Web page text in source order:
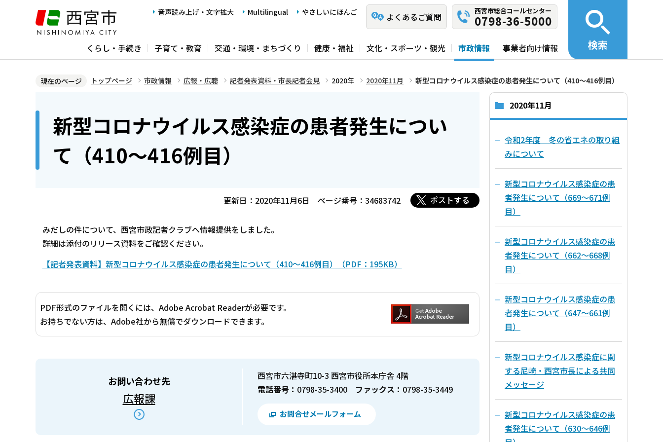
ジ
音声読み上げ・文字拡大 Multilingual やさしいにほんご よくあるご質問
西宮市総合コールセンター
0798-36-5000
くらし・手続き 子育て・教育 交通・環境・まちづくり 健康・福祉 文化・スポーツ・観光 市政情報 事業者向け情報 検索
現在のページ トップページ 市政情報 広報・広聴 記者発表資料・市長記者会見 2020年 2020年11月 新型コロナウイルス感染症の患者発生について（410～416例目）
新型コロナウイルス感染症の患者発生につい
て（410～416例目）
更新日：2020年11月6日 ページ番号：34683742 ポストする
みだしの件について、西宮市政記者クラブへ情報提供をしました。
詳細は添付のリリース資料をご確認ください。
【記者発表資料】新型コロナウイルス感染症の患者発生について（410～416例目）（PDF：195KB）
PDF形式のファイルを開くには、Adobe Acrobat Readerが必要です。
お持ちでない方は、Adobe社から無償でダウンロードできます。
お問い合わせ先
広報課
西宮市六湛寺町10-3 西宮市役所本庁舎 4階
電話番号： 0798-35-3400 ファックス： 0798-35-3449
お問合せメールフォーム
2020年11月
令和2年度 冬の省エネの取り組
みについて
新型コロナウイルス感染症の患
者発生について（669～671例
目）
新型コロナウイルス感染症の患
者発生について（662～668例
目）
新型コロナウイルス感染症の患
者発生について（647～661例
目）
新型コロナウイルス感染症に関
する尼崎・西宮市長による共同
メッセージ
新型コロナウイルス感染症の患
者発生について（630～646例